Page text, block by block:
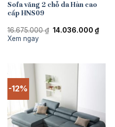
Sofa văng 2 chỗ da Hàn cao
cấp HNS09
16.675.000₫ Giá
14.036.000 ₫Giá
hiện
Xem ngay
-12%